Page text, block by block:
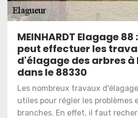
MEINHARDT Elagage
peut effectuer les
d'élagage des arbres
dans le 88330
Les nombreux travaux
utiles pour régler les problèmes
branches. En effet, il faut